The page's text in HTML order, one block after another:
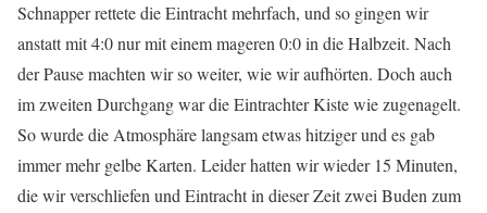
Schnapper rettete die Eintracht mehrfach, und so gingen wir
anstatt mit 4:0 nur mit einem mageren 0:0 in die Halbzeit. Nach
der Pause machten wir so weiter, wie wir aufhörten. Doch auch
im zweiten Durchgang war die Eintrachter Kiste wie zugenagelt.
So wurde die Atmosphäre langsam etwas hitziger und es gab
immer mehr gelbe Karten. Leider hatten wir wieder 15 Minuten,
die wir verschliefen und Eintracht in dieser Zeit zwei Buden zum